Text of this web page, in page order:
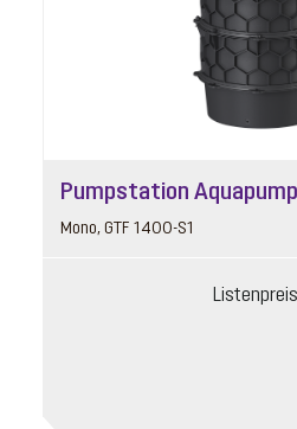
Pumpstation
Mono, GTF 1400-S1
Listenpreis